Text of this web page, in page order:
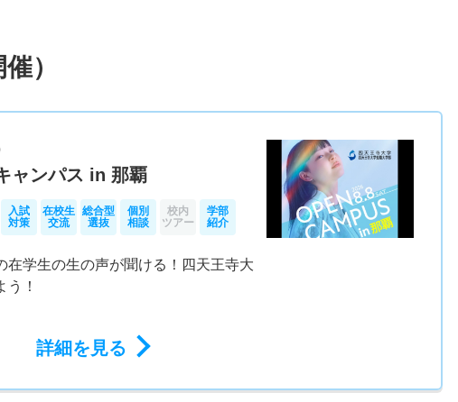
）
ャンパス in 那覇
入試
対策
在校生
交流
総合型
選抜
個別
相談
校内
ツアー
学部
紹介
在学生の生の声が聞ける！四天王寺大
う！
詳細を見る